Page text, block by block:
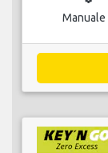
Manuale